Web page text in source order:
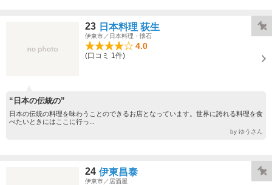
23 日本料理 荻生
伊東市／日本料理・懐石
4.0
(口コミ 1件)
“日本の伝統の”
日本の伝統の料理を味わうことのできるお店となっています。世界に誇れる料理を食
べたいときにはここに行っ...
by ゆうさん
24 伊東昌泰
伊東市／居酒屋